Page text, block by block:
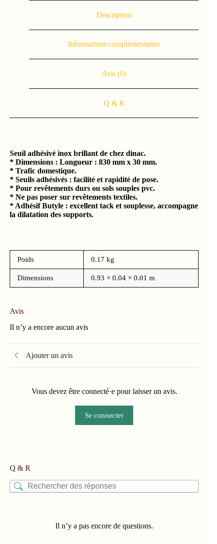
Description
Informations complémentaires
Avis (0)
Q & R
Seuil adhésivé inox brillant de chez dinac.
* Dimensions : Longueur : 830 mm x 30 mm.
* Trafic domestique.
* Seuils adhésivés : facilité et rapidité de pose.
* Pour revêtements durs ou sols souples pvc.
* Ne pas poser sur revêtements textiles.
* Adhésif Butyle : excellent tack et souplesse, accompagne
la dilatation des supports.
Poids 0.17 kg
Dimensions 0.93 × 0.04 × 0.01 m
Avis
Il n’y a encore aucun avis
Ajouter un avis
Vous devez être connecté·e pour laisser un avis.
Se connecter
Q & R
Il n’y a pas encore de questions.